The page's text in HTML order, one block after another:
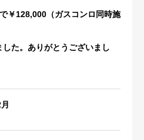
￥128,000（ガスコンロ同時施
た。ありがとうございまし